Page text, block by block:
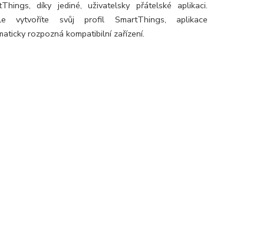
díky jediné, uživatelsky přátelské aplikaci.
vytvoříte svůj profil SmartThings, aplikace
rozpozná kompatibilní zařízení.